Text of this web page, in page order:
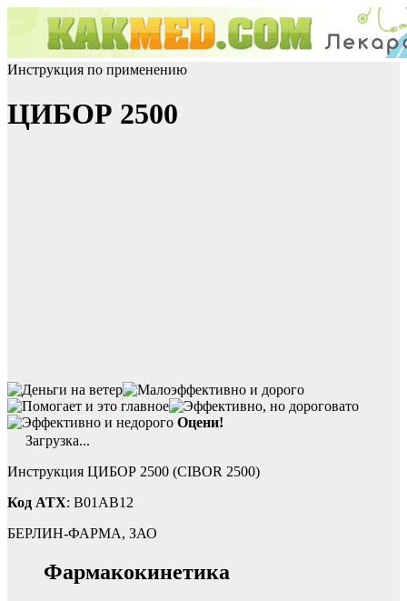
Инструкция по применению
ЦИБОР 2500
Оцени!
Загрузка...
Инструкция ЦИБОР 2500 (CIBOR 2500)
Код ATX: B01AB12
БЕРЛИН-ФАРМА, ЗАО
Фармакокинетика